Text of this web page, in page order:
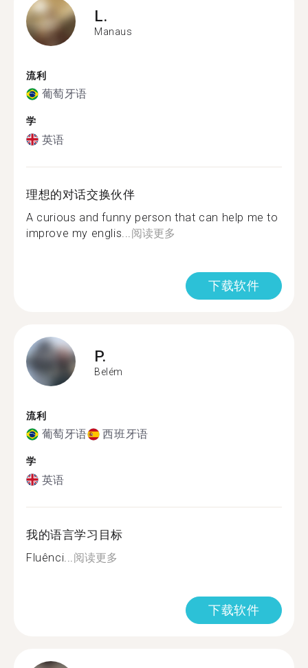
L.
Manaus
流利
葡萄牙语
学
英语
理想的对话交换伙伴
A curious and funny person that can help me to
improve my englis... 阅读更多
下载软件
P.
Belém
流利
葡萄牙语 西班牙语
学
英语
我的语言学习目标
Fluênci... 阅读更多
下载软件